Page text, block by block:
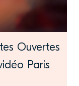
Ouvertes
Paris